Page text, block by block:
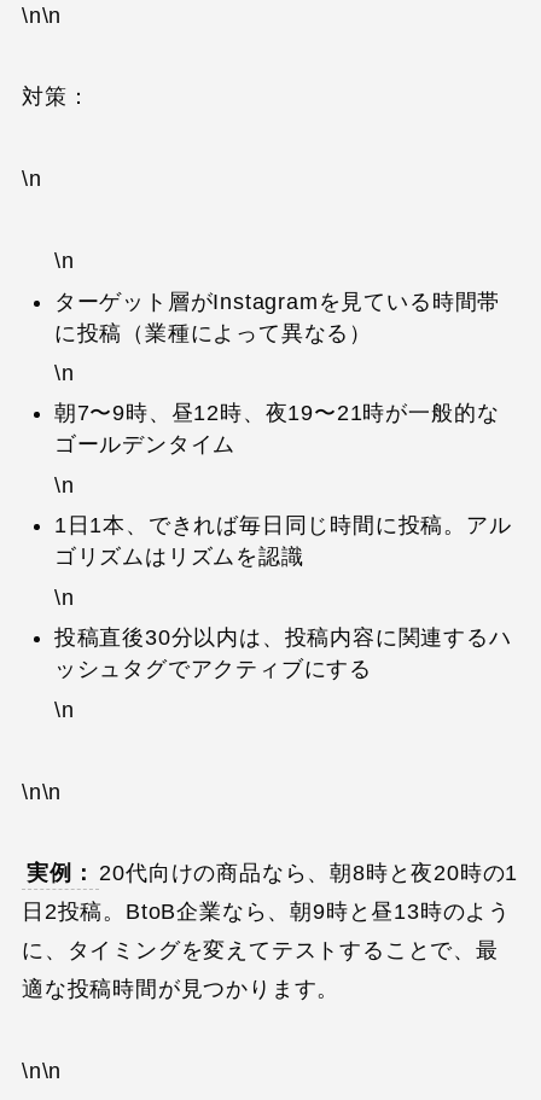
\n\n
対策：
\n
\n
ターゲット層がInstagramを見ている時間帯
に投稿（業種によって異なる）
\n
朝7〜9時、昼12時、夜19〜21時が一般的な
ゴールデンタイム
\n
1日1本、できれば毎日同じ時間に投稿。アル
ゴリズムはリズムを認識
\n
投稿直後30分以内は、投稿内容に関連するハ
ッシュタグでアクティブにする
\n
\n\n
実例： 20代向けの商品なら、朝8時と夜20時の1
日2投稿。BtoB企業なら、朝9時と昼13時のよう
に、タイミングを変えてテストすることで、最
適な投稿時間が見つかります。
\n\n